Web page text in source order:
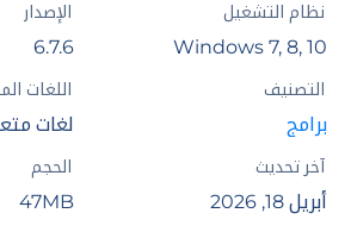
نظام التشغيل
Windows 7, 8, 10
الإصدار
6.7.6
التصنيف
برامج
اللغات
لغات
آخر تحديث
أبريل 18, 2026
الحجم
47MB